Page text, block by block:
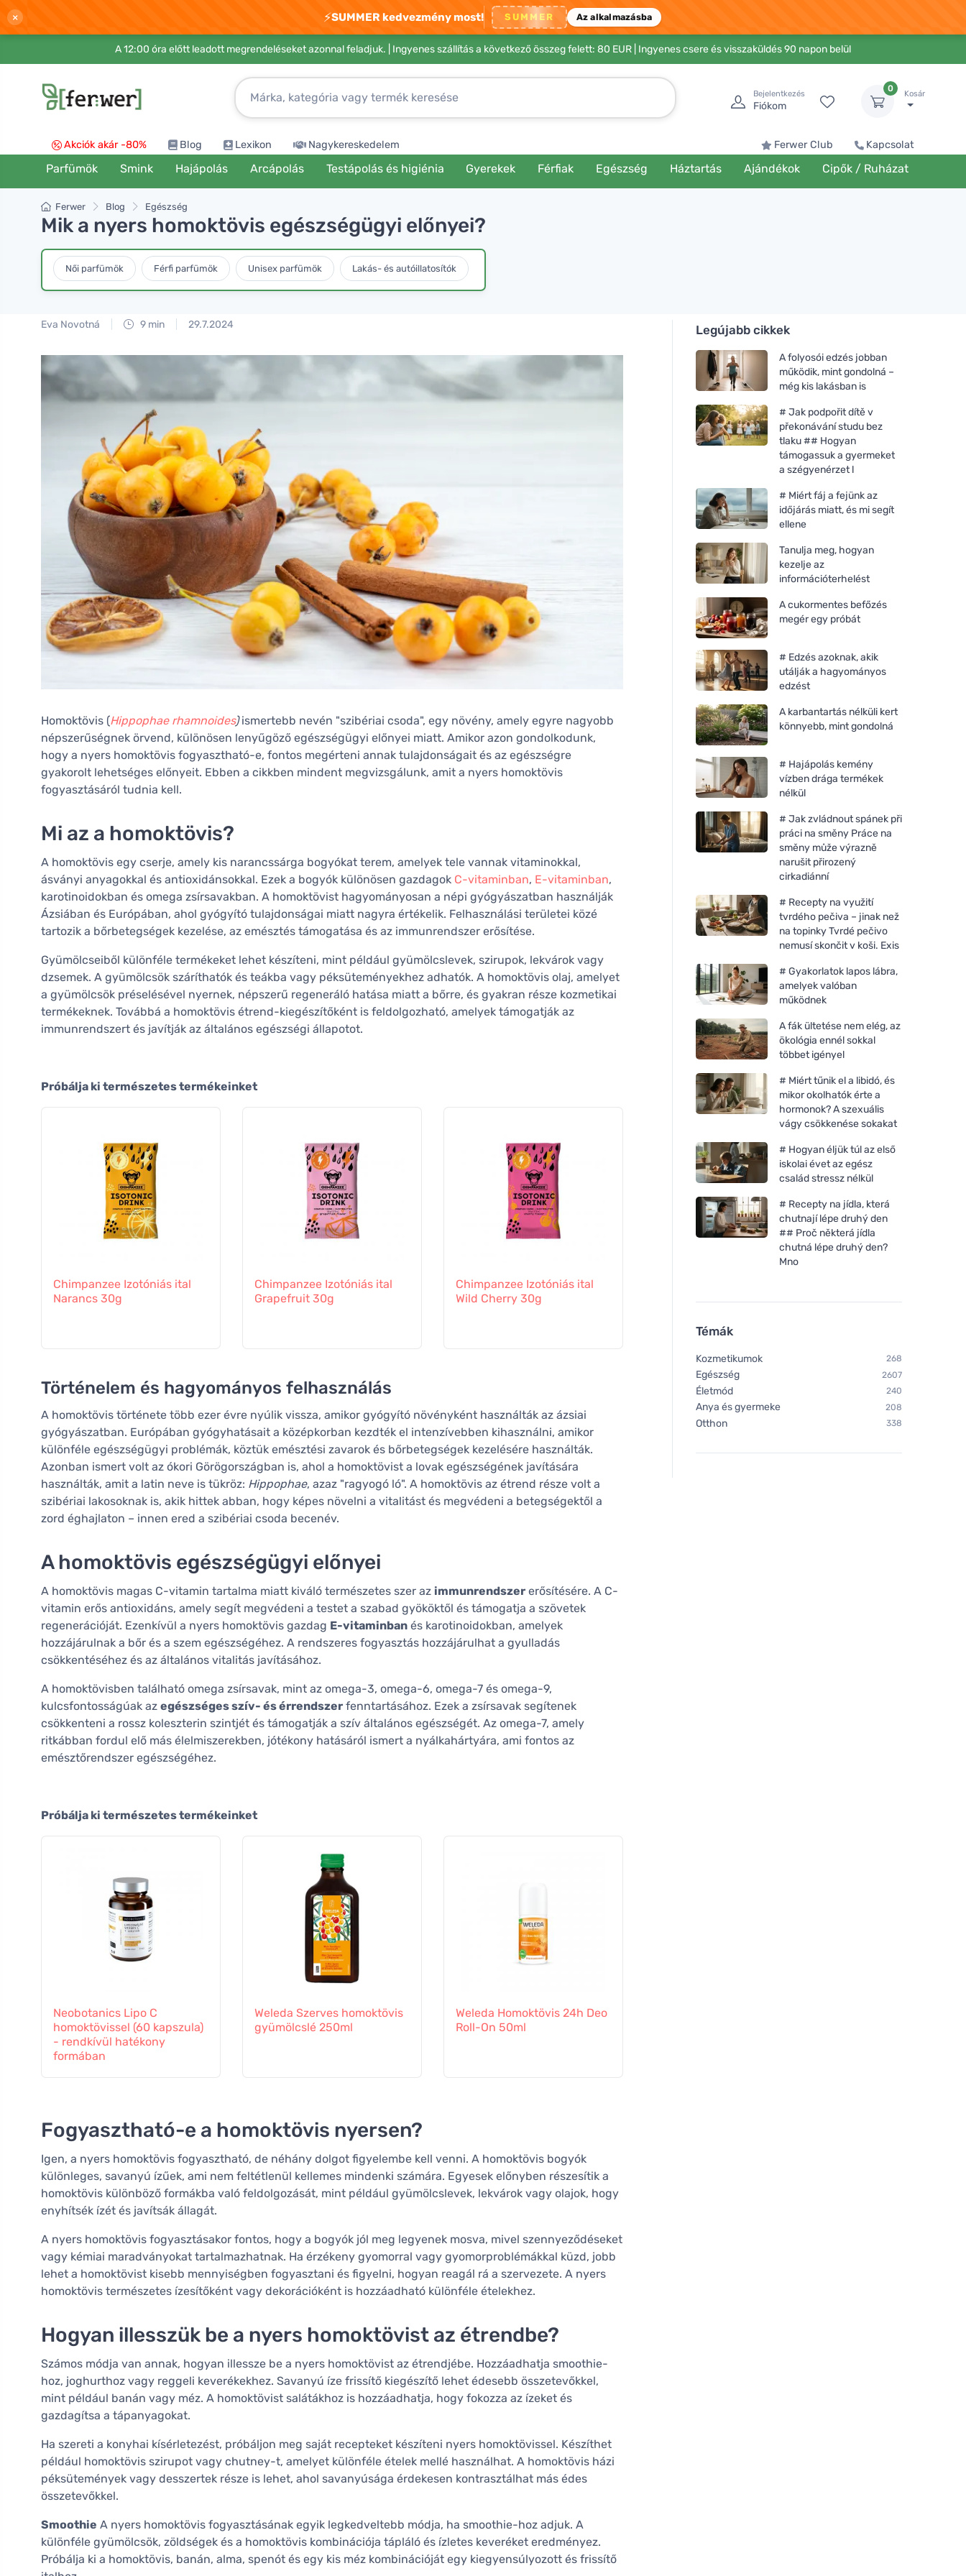
× ⚡SUMMER kedvezmény most! SUMMER Az alkalmazásba
A 12:00 óra előtt leadott megrendeléseket azonnal feladjuk. | Ingyenes szállítás a következő összeg felett: 80 EUR | Ingyenes csere és visszaküldés 90 napon belül
Bejelentkezés
Fiókom
0
Kosár
Akciók akár -80% Blog Lexikon Nagykereskedelem Ferwer Club Kapcsolat
Parfümök Smink Hajápolás Arcápolás Testápolás és higiénia Gyerekek Férfiak Egészség Háztartás Ajándékok Cipők / Ruházat
Ferwer Blog Egészség
Mik a nyers homoktövis egészségügyi előnyei?
Női parfümök Férfi parfümök Unisex parfümök Lakás- és autóillatosítók
Eva Novotná 9 min 29.7.2024
Homoktövis (Hippophae rhamnoides)ismertebb nevén "szibériai csoda", egy növény, amely egyre nagyobb
népszerűségnek örvend, különösen lenyűgöző egészségügyi előnyei miatt. Amikor azon gondolkodunk,
hogy a nyers homoktövis fogyasztható-e, fontos megérteni annak tulajdonságait és az egészségre
gyakorolt lehetséges előnyeit. Ebben a cikkben mindent megvizsgálunk, amit a nyers homoktövis
fogyasztásáról tudnia kell.
Mi az a homoktövis?
A homoktövis egy cserje, amely kis narancssárga bogyókat terem, amelyek tele vannak vitaminokkal,
ásványi anyagokkal és antioxidánsokkal. Ezek a bogyók különösen gazdagok C-vitaminban, E-vitaminban,
karotinoidokban és omega zsírsavakban. A homoktövist hagyományosan a népi gyógyászatban használják
Ázsiában és Európában, ahol gyógyító tulajdonságai miatt nagyra értékelik. Felhasználási területei közé
tartozik a bőrbetegségek kezelése, az emésztés támogatása és az immunrendszer erősítése.
Gyümölcseiből különféle termékeket lehet készíteni, mint például gyümölcslevek, szirupok, lekvárok vagy
dzsemek. A gyümölcsök száríthatók és teákba vagy péksüteményekhez adhatók. A homoktövis olaj, amelyet
a gyümölcsök préselésével nyernek, népszerű regeneráló hatása miatt a bőrre, és gyakran része kozmetikai
termékeknek. Továbbá a homoktövis étrend-kiegészítőként is feldolgozható, amelyek támogatják az
immunrendszert és javítják az általános egészségi állapotot.
Próbálja ki természetes termékeinket
Chimpanzee Izotóniás ital
Narancs 30g
Chimpanzee Izotóniás ital
Grapefruit 30g
Chimpanzee Izotóniás ital
Wild Cherry 30g
Citrom 35g
Forest Fruit 35g
Történelem és hagyományos felhasználás
A homoktövis története több ezer évre nyúlik vissza, amikor gyógyító növényként használták az ázsiai
gyógyászatban. Európában gyógyhatásait a középkorban kezdték el intenzívebben kihasználni, amikor
különféle egészségügyi problémák, köztük emésztési zavarok és bőrbetegségek kezelésére használták.
Azonban ismert volt az ókori Görögországban is, ahol a homoktövist a lovak egészségének javítására
használták, amit a latin neve is tükröz: Hippophae, azaz "ragyogó ló". A homoktövis az étrend része volt a
szibériai lakosoknak is, akik hittek abban, hogy képes növelni a vitalitást és megvédeni a betegségektől a
zord éghajlaton – innen ered a szibériai csoda becenév.
A homoktövis egészségügyi előnyei
A homoktövis magas C-vitamin tartalma miatt kiváló természetes szer az immunrendszer erősítésére. A C-
vitamin erős antioxidáns, amely segít megvédeni a testet a szabad gyököktől és támogatja a szövetek
regenerációját. Ezenkívül a nyers homoktövis gazdag E-vitaminban és karotinoidokban, amelyek
hozzájárulnak a bőr és a szem egészségéhez. A rendszeres fogyasztás hozzájárulhat a gyulladás
csökkentéséhez és az általános vitalitás javításához.
A homoktövisben található omega zsírsavak, mint az omega-3, omega-6, omega-7 és omega-9,
kulcsfontosságúak az egészséges szív- és érrendszer fenntartásához. Ezek a zsírsavak segítenek
csökkenteni a rossz koleszterin szintjét és támogatják a szív általános egészségét. Az omega-7, amely
ritkábban fordul elő más élelmiszerekben, jótékony hatásáról ismert a nyálkahártyára, ami fontos az
emésztőrendszer egészségéhez.
Próbálja ki természetes termékeinket
Neobotanics Lipo C
homoktövissel (60 kapszula)
- rendkívül hatékony
formában
Weleda Szerves homoktövis
gyümölcslé 250ml
Weleda Homoktövis 24h Deo
Roll-On 50ml
Fogyasztható-e a homoktövis nyersen?
Igen, a nyers homoktövis fogyasztható, de néhány dolgot figyelembe kell venni. A homoktövis bogyók
különleges, savanyú ízűek, ami nem feltétlenül kellemes mindenki számára. Egyesek előnyben részesítik a
homoktövis különböző formákba való feldolgozását, mint például gyümölcslevek, lekvárok vagy olajok, hogy
enyhítsék ízét és javítsák állagát.
A nyers homoktövis fogyasztásakor fontos, hogy a bogyók jól meg legyenek mosva, mivel szennyeződéseket
vagy kémiai maradványokat tartalmazhatnak. Ha érzékeny gyomorral vagy gyomorproblémákkal küzd, jobb
lehet a homoktövist kisebb mennyiségben fogyasztani és figyelni, hogyan reagál rá a szervezete. A nyers
homoktövis természetes ízesítőként vagy dekorációként is hozzáadható különféle ételekhez.
Hogyan illesszük be a nyers homoktövist az étrendbe?
Számos módja van annak, hogyan illessze be a nyers homoktövist az étrendjébe. Hozzáadhatja smoothie-
hoz, joghurthoz vagy reggeli keverékekhez. Savanyú íze frissítő kiegészítő lehet édesebb összetevőkkel,
mint például banán vagy méz. A homoktövist salátákhoz is hozzáadhatja, hogy fokozza az ízeket és
gazdagítsa a tápanyagokat.
Ha szereti a konyhai kísérletezést, próbáljon meg saját recepteket készíteni nyers homoktövissel. Készíthet
például homoktövis szirupot vagy chutney-t, amelyet különféle ételek mellé használhat. A homoktövis házi
péksütemények vagy desszertek része is lehet, ahol savanyúsága érdekesen kontrasztálhat más édes
összetevőkkel.
Smoothie A nyers homoktövis fogyasztásának egyik legkedveltebb módja, ha smoothie-hoz adjuk. A
különféle gyümölcsök, zöldségek és a homoktövis kombinációja tápláló és ízletes keveréket eredményez.
Próbálja ki a homoktövis, banán, alma, spenót és egy kis méz kombinációját egy kiegyensúlyozott és frissítő
Legújabb cikkek
A folyosói edzés jobban
működik, mint gondolná –
még kis lakásban is
# Jak podpořit dítě v
překonávání studu bez
tlaku ## Hogyan
támogassuk a gyermeket
a szégyenérzet l
# Miért fáj a fejünk az
időjárás miatt, és mi segít
ellene
Tanulja meg, hogyan
kezelje az
információterhelést
A cukormentes befőzés
megér egy próbát
# Edzés azoknak, akik
utálják a hagyományos
edzést
A karbantartás nélküli kert
könnyebb, mint gondolná
# Hajápolás kemény
vízben drága termékek
nélkül
# Jak zvládnout spánek při
práci na směny Práce na
směny může výrazně
narušit přirozený
cirkadiánní
# Recepty na využití
tvrdého pečiva – jinak než
na topinky Tvrdé pečivo
nemusí skončit v koši. Exis
# Gyakorlatok lapos lábra,
amelyek valóban
működnek
A fák ültetése nem elég, az
ökológia ennél sokkal
többet igényel
# Miért tűnik el a libidó, és
mikor okolhatók érte a
hormonok? A szexuális
vágy csökkenése sokakat
# Hogyan éljük túl az első
iskolai évet az egész
család stressz nélkül
# Recepty na jídla, která
chutnají lépe druhý den
## Proč některá jídla
chutná lépe druhý den?
Mno
Témák
Kozmetikumok 268
Egészség 2607
Életmód 240
Anya és gyermeke 208
Otthon 338